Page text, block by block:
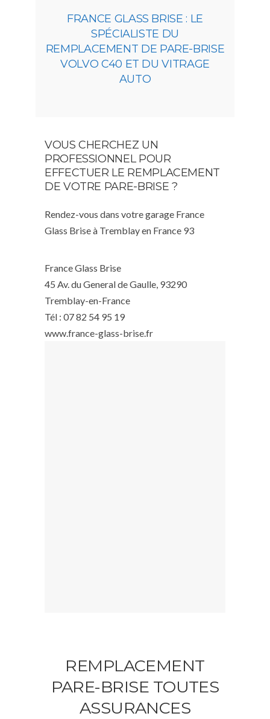
FRANCE GLASS BRISE : LE
SPÉCIALISTE DU
REMPLACEMENT DE PARE-BRISE
VOLVO C40 ET DU VITRAGE
AUTO
VOUS CHERCHEZ UN
PROFESSIONNEL POUR
EFFECTUER LE REMPLACEMENT
DE VOTRE PARE-BRISE ?
Rendez-vous dans votre garage France
Glass Brise à Tremblay en France 93
France Glass Brise
45 Av. du General de Gaulle, 93290
Tremblay-en-France
Tél : 07 82 54 95 19
www.france-glass-brise.fr
REMPLACEMENT
PARE-BRISE TOUTES
ASSURANCES